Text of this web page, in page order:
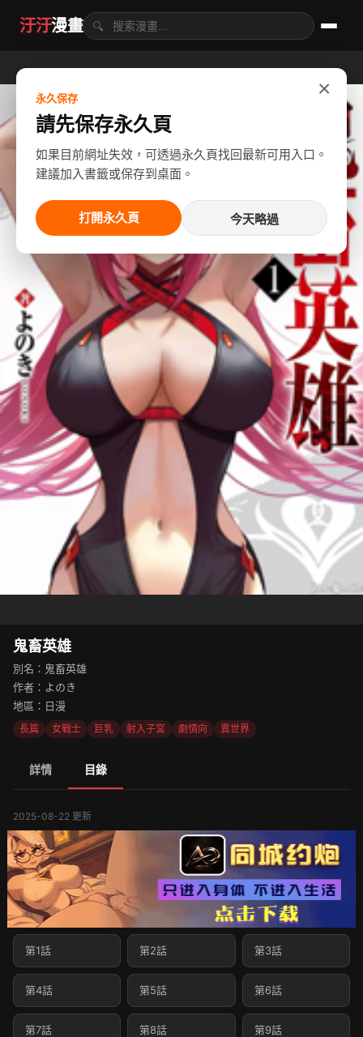
汙汙漫畫 🔍
×
永久保存
請先保存永久頁
如果目前網址失效，可透過永久頁找回最新可用入口。
建議加入書籤或保存到桌面。
打開永久頁 今天略過
鬼畜英雄
別名：鬼畜英雄
作者：よのき
地區：日漫
長篇 女戰士 巨乳 射入子宮 劇情向 異世界
詳情 目錄
2025-08-22 更新
第1話 第2話 第3話
第4話 第5話 第6話
第7話 第8話 第9話